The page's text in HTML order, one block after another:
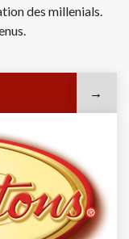
des millenials.